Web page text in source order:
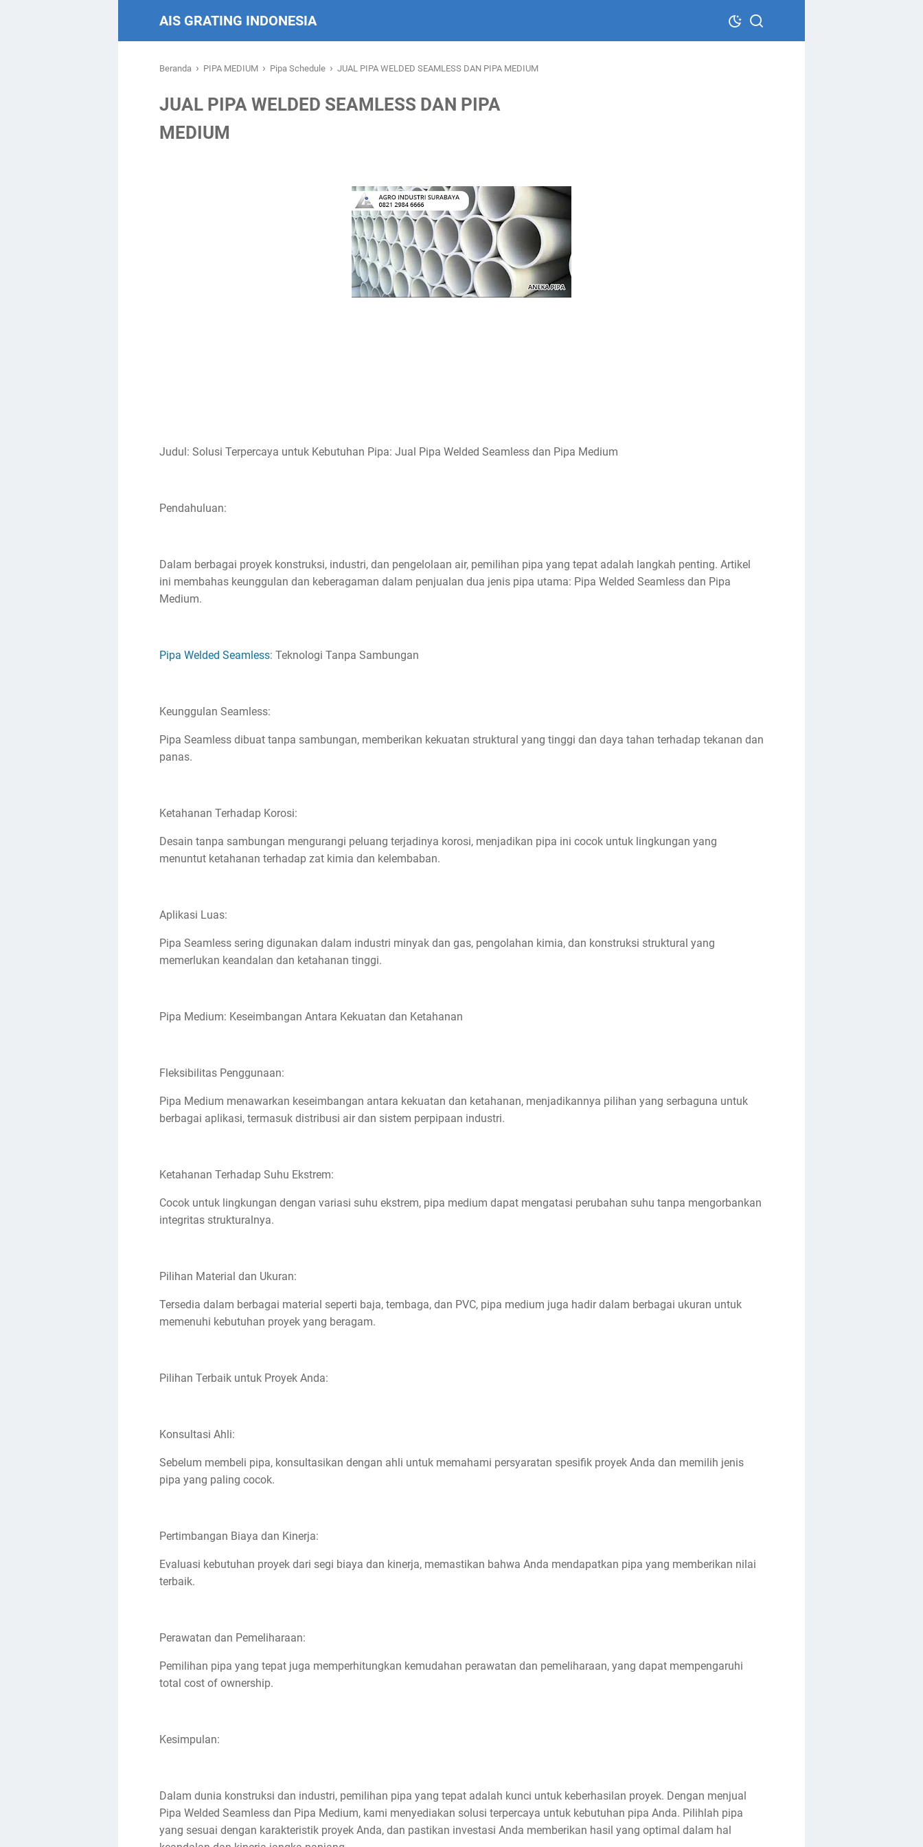
AIS GRATING INDONESIA
Beranda › PIPA MEDIUM › Pipa Schedule › JUAL PIPA WELDED SEAMLESS DAN PIPA MEDIUM
JUAL PIPA WELDED SEAMLESS DAN PIPA
MEDIUM
Judul: Solusi Terpercaya untuk Kebutuhan Pipa: Jual Pipa Welded Seamless dan Pipa Medium
Pendahuluan:
Dalam berbagai proyek konstruksi, industri, dan pengelolaan air, pemilihan pipa yang tepat adalah langkah penting. Artikel
ini membahas keunggulan dan keberagaman dalam penjualan dua jenis pipa utama: Pipa Welded Seamless dan Pipa
Medium.
Pipa Welded Seamless: Teknologi Tanpa Sambungan
Keunggulan Seamless:
Pipa Seamless dibuat tanpa sambungan, memberikan kekuatan struktural yang tinggi dan daya tahan terhadap tekanan dan
panas.
Ketahanan Terhadap Korosi:
Desain tanpa sambungan mengurangi peluang terjadinya korosi, menjadikan pipa ini cocok untuk lingkungan yang
menuntut ketahanan terhadap zat kimia dan kelembaban.
Aplikasi Luas:
Pipa Seamless sering digunakan dalam industri minyak dan gas, pengolahan kimia, dan konstruksi struktural yang
memerlukan keandalan dan ketahanan tinggi.
Pipa Medium: Keseimbangan Antara Kekuatan dan Ketahanan
Fleksibilitas Penggunaan:
Pipa Medium menawarkan keseimbangan antara kekuatan dan ketahanan, menjadikannya pilihan yang serbaguna untuk
berbagai aplikasi, termasuk distribusi air dan sistem perpipaan industri.
Ketahanan Terhadap Suhu Ekstrem:
Cocok untuk lingkungan dengan variasi suhu ekstrem, pipa medium dapat mengatasi perubahan suhu tanpa mengorbankan
integritas strukturalnya.
Pilihan Material dan Ukuran:
Tersedia dalam berbagai material seperti baja, tembaga, dan PVC, pipa medium juga hadir dalam berbagai ukuran untuk
memenuhi kebutuhan proyek yang beragam.
Pilihan Terbaik untuk Proyek Anda:
Konsultasi Ahli:
Sebelum membeli pipa, konsultasikan dengan ahli untuk memahami persyaratan spesifik proyek Anda dan memilih jenis
pipa yang paling cocok.
Pertimbangan Biaya dan Kinerja:
Evaluasi kebutuhan proyek dari segi biaya dan kinerja, memastikan bahwa Anda mendapatkan pipa yang memberikan nilai
terbaik.
Perawatan dan Pemeliharaan:
Pemilihan pipa yang tepat juga memperhitungkan kemudahan perawatan dan pemeliharaan, yang dapat mempengaruhi
total cost of ownership.
Kesimpulan:
Dalam dunia konstruksi dan industri, pemilihan pipa yang tepat adalah kunci untuk keberhasilan proyek. Dengan menjual
Pipa Welded Seamless dan Pipa Medium, kami menyediakan solusi terpercaya untuk kebutuhan pipa Anda. Pilihlah pipa
yang sesuai dengan karakteristik proyek Anda, dan pastikan investasi Anda memberikan hasil yang optimal dalam hal